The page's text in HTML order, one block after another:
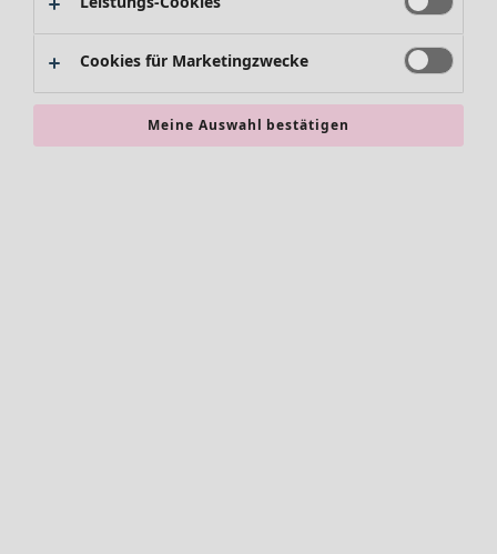
SALE Aktionen
Cookies für Marketingzwecke
Meine Auswahl bestätigen